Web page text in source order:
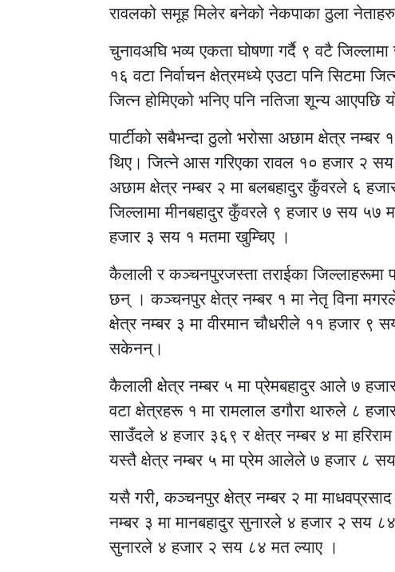
रावलको समूह मिलेर बनेको नेकपाका ठुला
चुनावअघि भव्य एकता घोषणा गर्दै ९ वटै
१६ वटा निर्वाचन क्षेत्रमध्ये एउटा पनि
जित्न होमिएको भनिए पनि नतिजा शून्य
पार्टीको सबैभन्दा ठुलो भरोसा अछाम क्षेत्र नम्बर
थिए। जित्ने आस गरिएका रावल १० हजार २
अछाम क्षेत्र नम्बर २ मा बलबहादुर कुँवरले ६
जिल्लामा मीनबहादुर कुँवरले ९ हजार ७ सय ५७
हजार ३ सय १ मतमा खुम्चिए ।
कैलाली र कञ्चनपुरजस्ता तराईका जिल्लाहरूमा
छन् । कञ्चनपुर क्षेत्र नम्बर १ मा नेतृ विना
क्षेत्र नम्बर ३ मा वीरमान चौधरीले ११ हजार ९
सकेनन्।
कैलाली क्षेत्र नम्बर ५ मा प्रेमबहादुर आले ७
वटा क्षेत्रहरू १ मा रामलाल डगौरा थारुले ८
साउँदले ४ हजार ३६९ र क्षेत्र नम्बर ४ मा
यस्तै क्षेत्र नम्बर ५ मा प्रेम आलेले ७ हजार ८
यसै गरी, कञ्चनपुर क्षेत्र नम्बर २ मा
नम्बर ३ मा मानबहादुर सुनारले ४ हजार २ सय
सुनारले ४ हजार २ सय ८४ मत ल्याए ।